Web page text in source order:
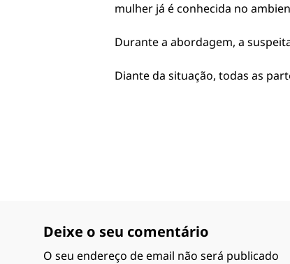
mulher já é conhecida no
Durante a abordagem, a
Diante da situação, todas as
Deixe o seu comentário
O seu endereço de email não será publicado